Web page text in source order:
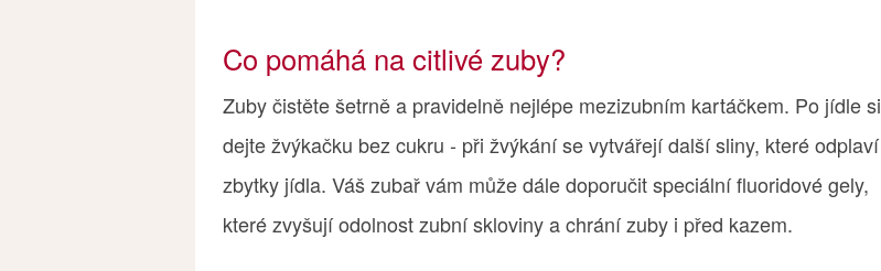
Co pomáhá na citlivé zuby?
Zuby čistěte šetrně a pravidelně nejlépe mezizubním kartáčkem. Po jídle si
dejte žvýkačku bez cukru - při žvýkání se vytvářejí další sliny, které odplaví
zbytky jídla. Váš zubař vám může dále doporučit speciální fluoridové gely,
které zvyšují odolnost zubní skloviny a chrání zuby i před kazem.